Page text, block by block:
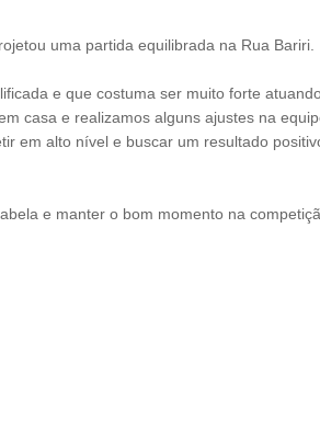
uma partida equilibrada na Rua Bariri.
e que costuma ser muito forte
casa e realizamos alguns ajustes na
em alto nível e buscar um resultado
e manter o bom momento na